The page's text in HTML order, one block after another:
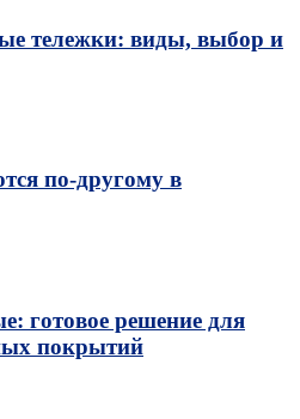
тележки: виды, выбор и
по‑другому в
решение для
покрытий